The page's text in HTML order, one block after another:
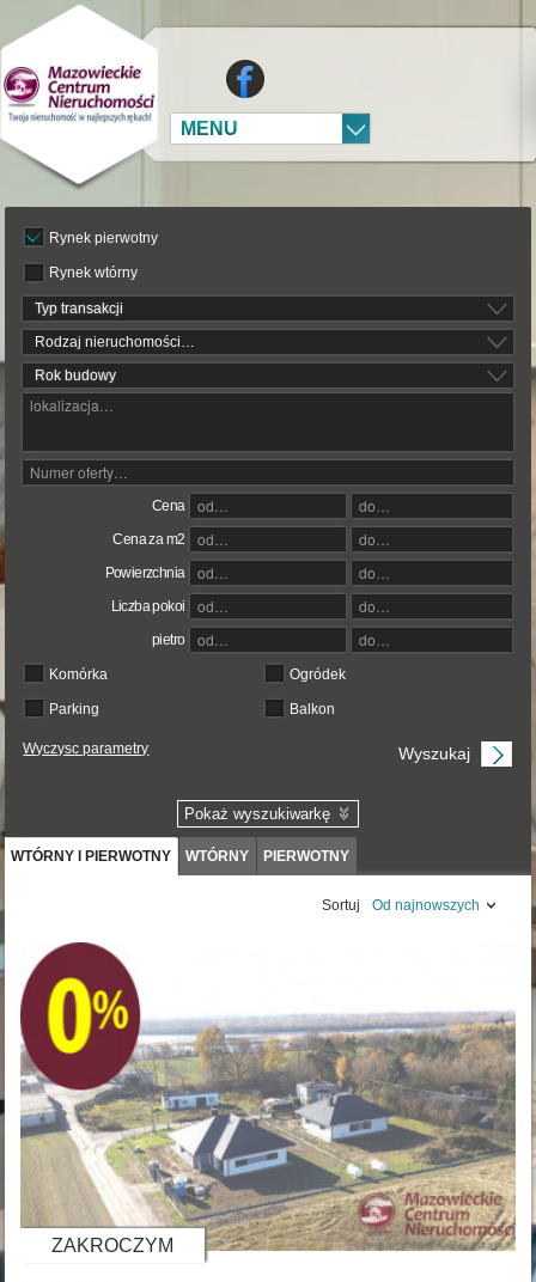
MENU
Rynek pierwotny
Rynek wtórny
Typ transakcji
Rodzaj nieruchomości…
Rok budowy
Cena
Cena za m2
Powierzchnia
Liczba pokoi
pietro
Komórka Ogródek
Parking Balkon
Wyczysc parametry
Pokaż wyszukiwarkę
WTÓRNY I PIERWOTNY WTÓRNY PIERWOTNY
Sortuj Od najnowszych
ZAKROCZYM